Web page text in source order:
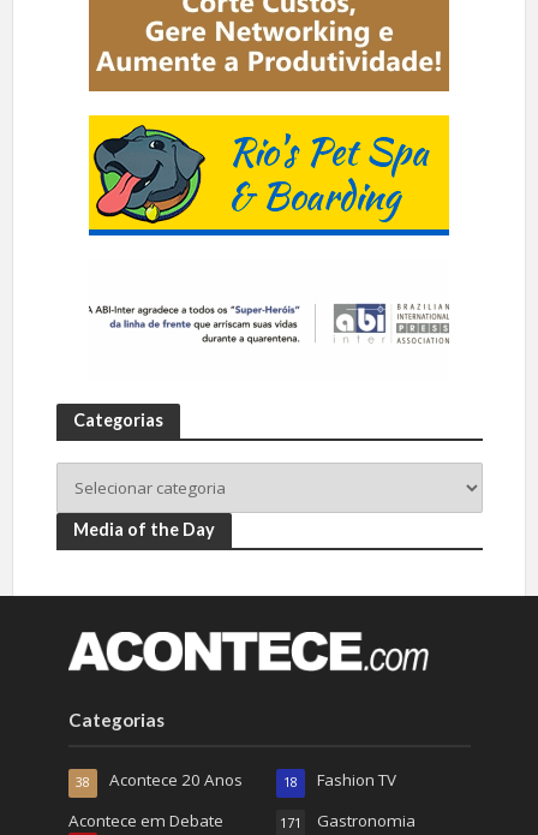
Categorias
Media of the Day
Categorias
Acontece 20 Anos
38
Acontece em Debate
Fashion TV
18
Gastronomia
171